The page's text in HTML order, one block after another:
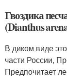
Гвоздика
(Dianthus
В диком виде
части России,
Предпочитает